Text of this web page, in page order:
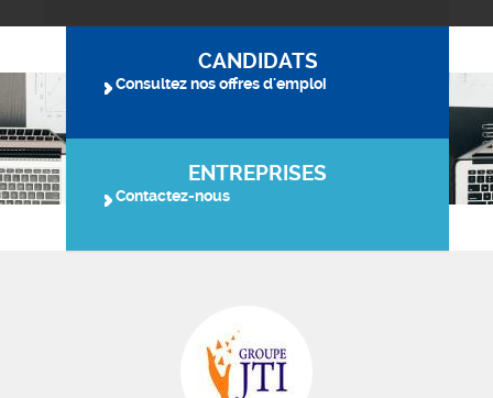
CANDIDATS
Consultez nos offres d'emploi
ENTREPRISES
Contactez-nous